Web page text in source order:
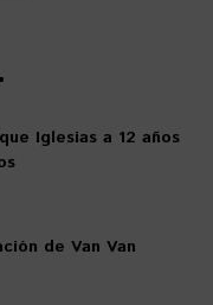
Iglesias a 12 años
de Van Van